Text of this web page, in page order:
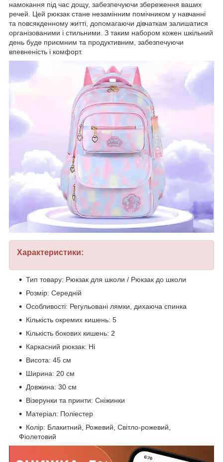
намокання під час дощу, забезпечуючи збереження ваших
речей. Цей рюкзак стане незамінним помічником у навчанні
та повсякденному житті, допомагаючи дівчаткам залишатися
організованими і стильними. З таким набором кожен шкільний
день буде приємним та продуктивним, забезпечуючи
впевненість і комфорт.
Характеристики:
Тип товару: Рюкзак для школи / Рюкзак до школи
Розмір: Середній
Особливості: Регульовані лямки, дихаюча спинка
Кількість окремих кишень: 5
Кількість бокових кишень: 2
Каркасний рюкзак: Ні
Висота: 45 см
Ширина: 20 см
Довжина: 30 см
Візерунки та принти: Сніжинки
Матеріал: Поліестер
Колір: Блакитний, Рожевий, Світло-рожевий,
Фіолетовий